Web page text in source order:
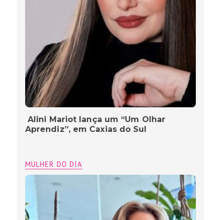
Alini Mariot lança um “Um Olhar
Aprendiz”, em Caxias do Sul
MULHER DO DIA